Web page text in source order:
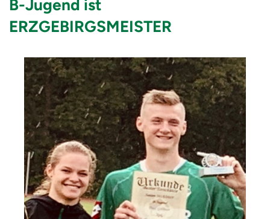
B-Jugend ist
ERZGEBIRGSMEISTER